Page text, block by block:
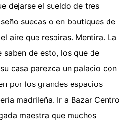
dejarse el sueldo de tres
suecas o en boutiques de
aire que respiras. Mentira. La
saben de esto, los que de
casa parezca un palacio con
por los grandes espacios
madrileña. Ir a Bazar Centro
maestra que muchos